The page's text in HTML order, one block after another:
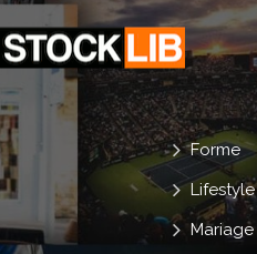
Forme
Lifestyle
Mariage